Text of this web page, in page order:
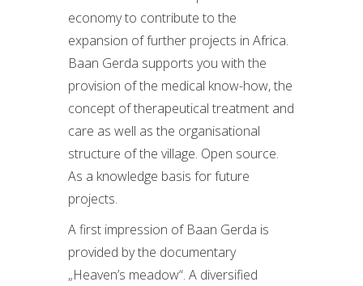
economy to contribute to the
expansion of further projects in Africa.
Baan Gerda supports you with the
provision of the medical know-how, the
concept of therapeutical treatment and
care as well as the organisational
structure of the village. Open source.
As a knowledge basis for future
projects.
A first impression of Baan Gerda is
provided by the documentary
„Heaven’s meadow“. A diversified